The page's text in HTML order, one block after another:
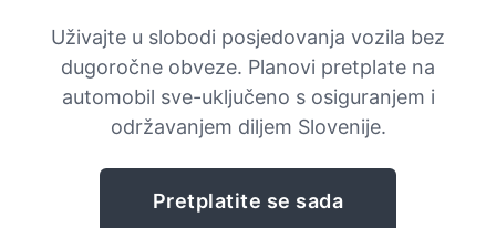
Uživajte u slobodi posjedovanja vozila bez
dugoročne obveze. Planovi pretplate na
automobil sve-uključeno s osiguranjem i
održavanjem diljem Slovenije.
Pretplatite se sada